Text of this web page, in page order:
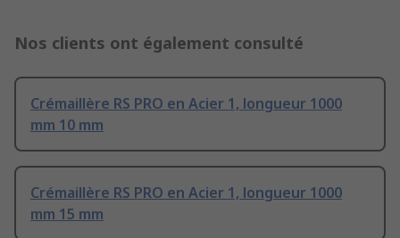
Nos clients ont également consulté
Crémaillère RS PRO en Acier 1, longueur 1000
mm 10 mm
Crémaillère RS PRO en Acier 1, longueur 1000
mm 15 mm